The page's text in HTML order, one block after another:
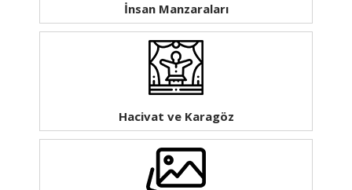
İnsan Manzaraları
Hacivat ve Karagöz